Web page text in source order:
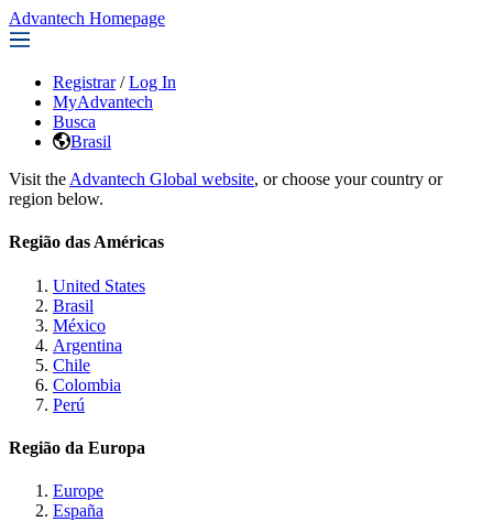
Advantech Homepage
Registrar / Log In
MyAdvantech
Busca
Brasil
Visit the Advantech Global website, or choose your country or
region below.
Região das Américas
United States
Brasil
México
Argentina
Chile
Colombia
Perú
Região da Europa
Europe
España